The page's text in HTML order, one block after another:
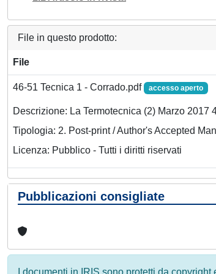
File in questo prodotto:
File
46-51 Tecnica 1 - Corrado.pdf accesso aperto
Descrizione: La Termotecnica (2) Marzo 2017
Tipologia: 2. Post-print / Author's Accepted
Licenza: Pubblico - Tutti i diritti riservati
Pubblicazioni consigliate
I documenti in IRIS sono protetti da